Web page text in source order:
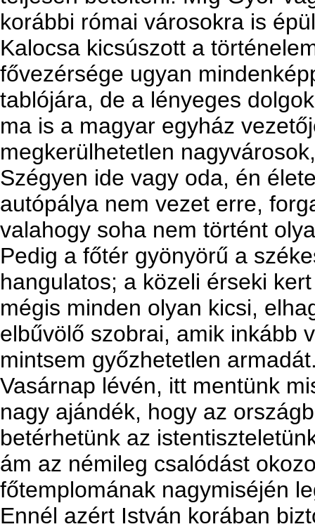
korábbi római városokra is
Kalocsa kicsúszott a
fővezérsége ugyan
tablójára, de a lényeges
ma is a magyar egyház
megkerülhetetlen
Szégyen ide vagy oda, én
autópálya nem vezet erre,
valahogy soha nem történt
Pedig a főtér gyönyörű a
hangulatos; a közeli érseki
mégis minden olyan kicsi,
elbűvölő szobrai, amik inkább
mintsem győzhetetlen
Vasárnap lévén, itt mentünk
nagy ajándék, hogy az
betérhetünk az
ám az némileg csalódást
főtemplomának nagymiséjén
Ennél azért István korában